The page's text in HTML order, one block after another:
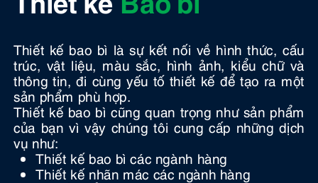
Thiết kế bao bì là sự kết nối về hình thức, cấu
trúc, vật liệu, màu sắc, hình ảnh, kiểu chữ và
thông tin, đi cùng yếu tố thiết kế để tạo ra một
sản phẩm phù hợp.
Thiết kế bao bì cũng quan trọng như sản phẩm
của bạn vì vậy chúng tôi cung cấp những dịch
vụ như:
Thiết kế bao bì các ngành hàng
Thiết kế nhãn mác các ngành hàng